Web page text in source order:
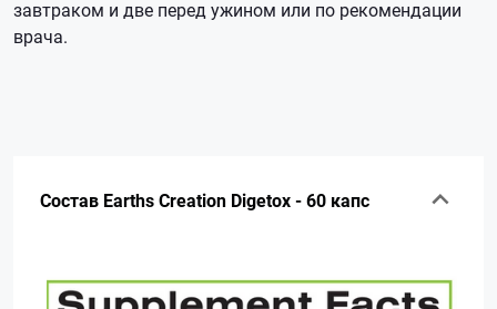
завтраком и две перед ужином или по рекомендации
врача.
Состав Earths Creation Digetox - 60 капс